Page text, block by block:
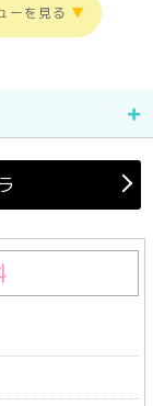
ーを見る ▼